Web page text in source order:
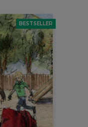
BESTSELLER